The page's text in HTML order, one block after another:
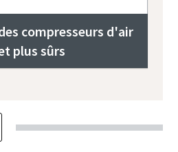
compresseurs d'air
plus sûrs